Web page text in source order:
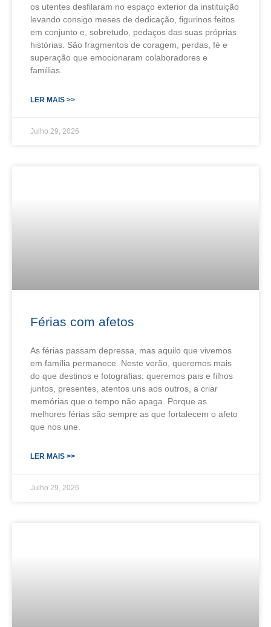
os utentes desfilaram no espaço exterior da instituição
levando consigo meses de dedicação, figurinos feitos
em conjunto e, sobretudo, pedaços das suas próprias
histórias. São fragmentos de coragem, perdas, fé e
superação que emocionaram colaboradores e
famílias.
LER MAIS >>
Julho 29, 2026
Férias com afetos
As férias passam depressa, mas aquilo que vivemos
em família permanece. Neste verão, queremos mais
do que destinos e fotografias: queremos pais e filhos
juntos, presentes, atentos uns aos outros, a criar
memórias que o tempo não apaga. Porque as
melhores férias são sempre as que fortalecem o afeto
que nos une.
LER MAIS >>
Julho 29, 2026